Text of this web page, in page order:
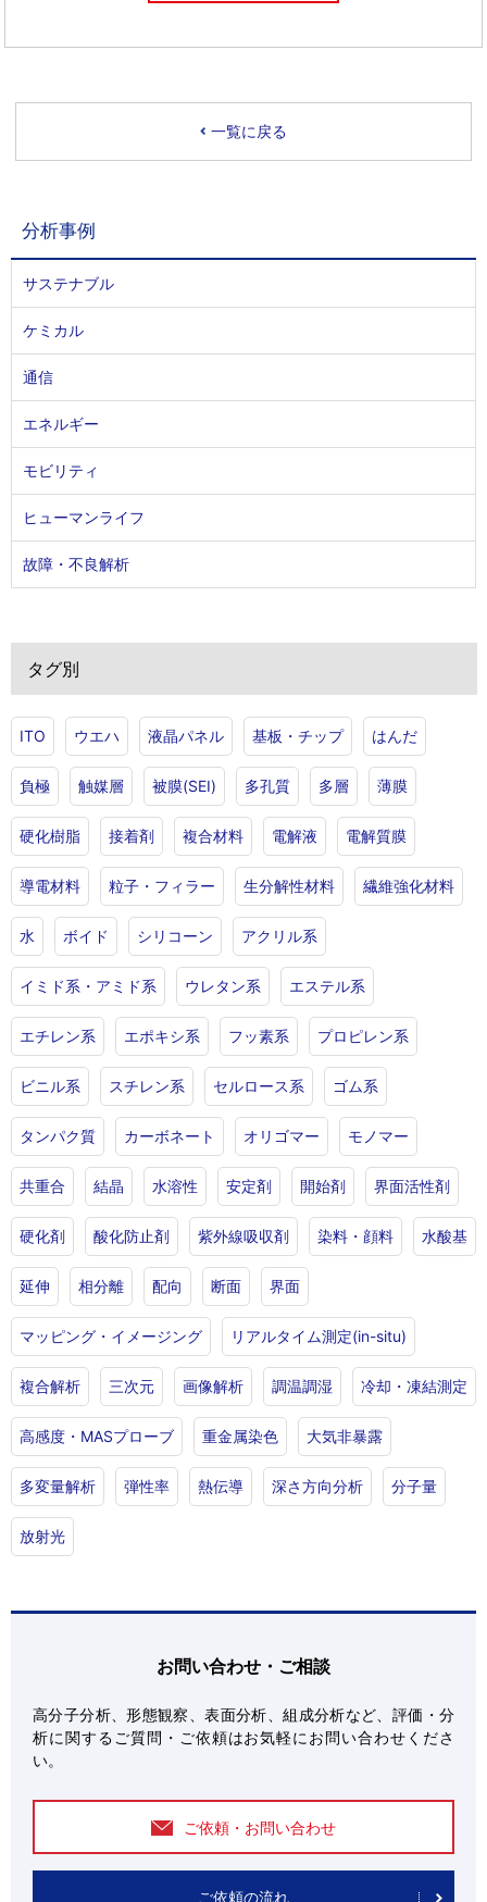
一覧に戻る
分析事例
サステナブル
ケミカル
通信
エネルギー
モビリティ
ヒューマンライフ
故障・不良解析
タグ別
ITO ウエハ 液晶パネル 基板・チップ はんだ
負極 触媒層 被膜(SEI) 多孔質 多層 薄膜
硬化樹脂 接着剤 複合材料 電解液 電解質膜
導電材料 粒子・フィラー 生分解性材料 繊維強化材料
水 ボイド シリコーン アクリル系
イミド系・アミド系 ウレタン系 エステル系
エチレン系 エポキシ系 フッ素系 プロピレン系
ビニル系 スチレン系 セルロース系 ゴム系
タンパク質 カーボネート オリゴマー モノマー
共重合 結晶 水溶性 安定剤 開始剤 界面活性剤
硬化剤 酸化防止剤 紫外線吸収剤 染料・顔料 水酸基
延伸 相分離 配向 断面 界面
マッピング・イメージング リアルタイム測定(in-situ)
複合解析 三次元 画像解析 調温調湿 冷却・凍結測定
高感度・MASプローブ 重金属染色 大気非暴露
多変量解析 弾性率 熱伝導 深さ方向分析 分子量
放射光
お問い合わせ・ご相談
高分子分析、形態観察、表面分析、組成分析など、評価・分
析に関するご質問・ご依頼はお気軽にお問い合わせくださ
い。
ご依頼・お問い合わせ
ご依頼の流れ